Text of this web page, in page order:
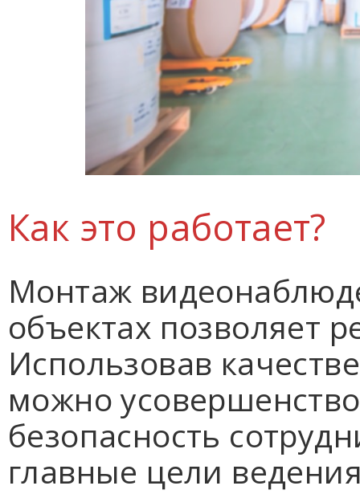
Как это работает?
Монтаж
объектах позволяет
Использовав
можно
безопасность
главные цели